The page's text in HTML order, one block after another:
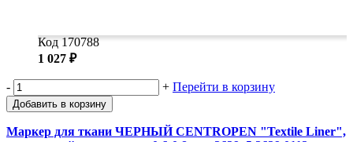
Код 170788
1 027 ₽
- + Перейти в корзину
Добавить в корзину
Маркер для ткани ЧЕРНЫЙ CENTROPEN "Textile Liner",